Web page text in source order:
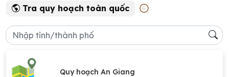
Tra quy hoạch toàn quốc
Quy hoạch An Giang